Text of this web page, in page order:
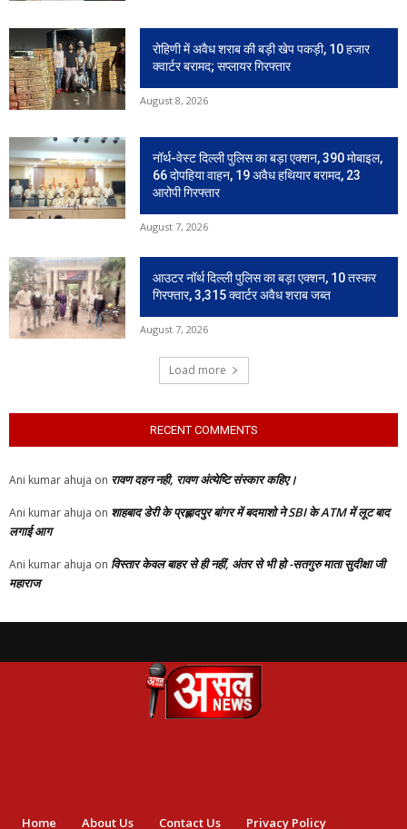
रोहिणी में अवैध शराब की बड़ी खेप पकड़ी, 10 हजार
क्वार्टर बरामद; सप्लायर गिरफ्तार
August 8, 2026
नॉर्थ-वेस्ट दिल्ली पुलिस का बड़ा एक्शन, 390 मोबाइल,
66 दोपहिया वाहन, 19 अवैध हथियार बरामद, 23
आरोपी गिरफ्तार
August 7, 2026
आउटर नॉर्थ दिल्ली पुलिस का बड़ा एक्शन, 10 तस्कर
गिरफ्तार, 3,315 क्वार्टर अवैध शराब जब्त
August 7, 2026
Load more
RECENT COMMENTS
Ani kumar ahuja on रावण दहन नही, रावण अंत्येष्टि संस्कार कहिए।
Ani kumar ahuja on शाहबाद डेरी के प्रह्लादपुर बांगर में बदमाशो ने SBI के ATM में लूट बाद
लगाई आग
Ani kumar ahuja on विस्तार केवल बाहर से ही नहीं, अंतर से भी हो -सतगुरु माता सुदीक्षा जी
महाराज
Home About Us Contact Us Privacy Policy